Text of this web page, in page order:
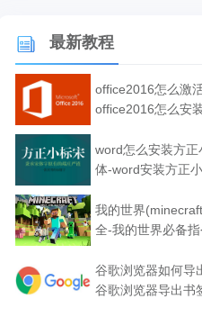
最新教程
office2016怎么激
office2016怎么安
word怎么安装方正
体-word安装方正小
我的世界
全-我的世界必备指
谷歌浏览器如何导
谷歌浏览器导出书